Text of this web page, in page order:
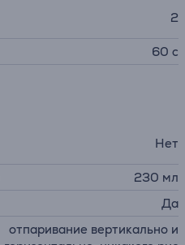
2
60 с
Нет
230 мл
Да
отпаривание вертикально и